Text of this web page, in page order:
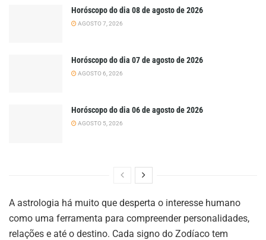
Horóscopo do dia 08 de agosto de 2026
AGOSTO 7, 2026
Horóscopo do dia 07 de agosto de 2026
AGOSTO 6, 2026
Horóscopo do dia 06 de agosto de 2026
AGOSTO 5, 2026
A astrologia há muito que desperta o interesse humano
como uma ferramenta para compreender personalidades,
relações e até o destino. Cada signo do Zodíaco tem